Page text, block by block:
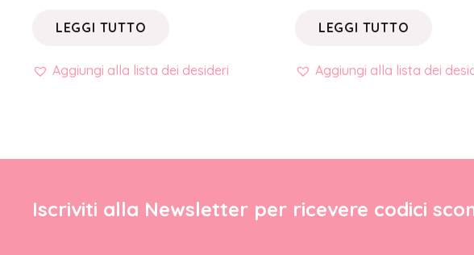
LEGGI TUTTO
Aggiungi alla lista dei desideri
LEGGI TUTTO
Aggiungi alla lista dei
Iscriviti alla Newsletter per ricevere codici